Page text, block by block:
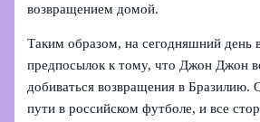
возвращением домой.
Таким образом, на сегодняшний день
предпосылок к тому, что Джон Джон
добиваться возвращения в Бразилию.
пути в российском футболе, и все